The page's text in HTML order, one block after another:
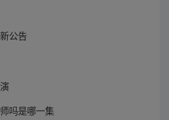
公告
吗是哪一集